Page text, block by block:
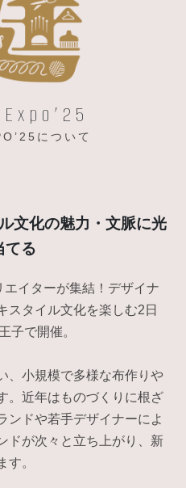
について
文化の魅力・文脈に光
てる
イターが集結！デザイナ
スタイル文化を楽しむ2日
子で開催。
、小規模で多様な布作りや
。近年はものづくりに根ざ
ンドや若手デザイナーによ
ドが次々と立ち上がり、新
す。